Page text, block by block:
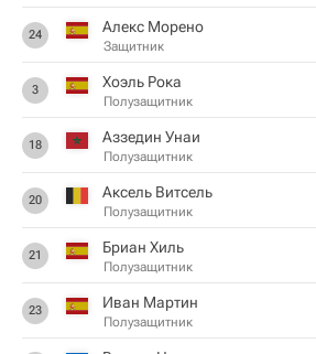
24 Алекс Морено
Защитник
3 Хоэль Рока
Полузащитник
18 Аззедин Унаи
Полузащитник
20 Аксель Витсель
Полузащитник
21 Бриан Хиль
Полузащитник
23 Иван Мартин
Полузащитник